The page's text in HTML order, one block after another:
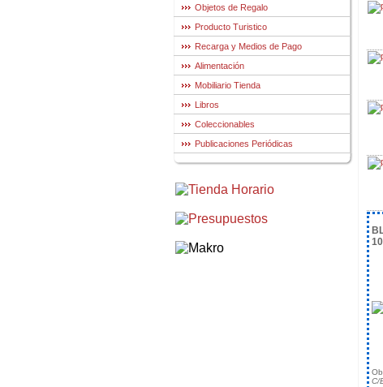
Objetos de Regalo
Producto Turistico
Recarga y Medios de Pago
Alimentación
Mobiliario Tienda
Libros
Coleccionables
Publicaciones Periódicas
C/